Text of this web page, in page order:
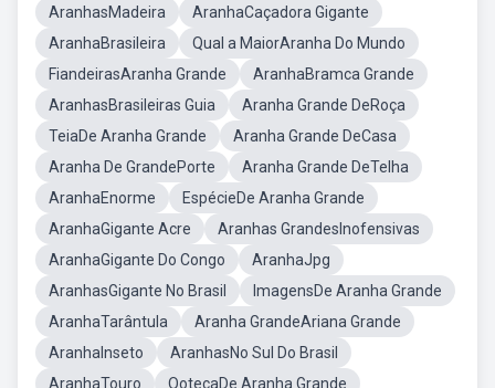
AranhasMadeira
AranhaCaçadora Gigante
AranhaBrasileira
Qual a MaiorAranha Do Mundo
FiandeirasAranha Grande
AranhaBramca Grande
AranhasBrasileiras Guia
Aranha Grande DeRoça
TeiaDe Aranha Grande
Aranha Grande DeCasa
Aranha De GrandePorte
Aranha Grande DeTelha
AranhaEnorme
EspécieDe Aranha Grande
AranhaGigante Acre
Aranhas GrandesInofensivas
AranhaGigante Do Congo
AranhaJpg
AranhasGigante No Brasil
ImagensDe Aranha Grande
AranhaTarântula
Aranha GrandeAriana Grande
AranhaInseto
AranhasNo Sul Do Brasil
AranhaTouro
OotecaDe Aranha Grande